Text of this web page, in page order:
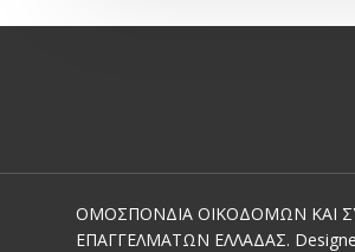
ΟΜΟΣΠΟΝΔΙΑ ΟΙΚΟΔΟΜΩΝ ΚΑΙ
ΕΠΑΓΓΕΛΜΑΤΩΝ ΕΛΛΑΔΑΣ.